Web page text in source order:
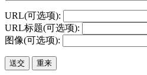
URL(可选项):
URL标题(可选项):
图像(可选项):